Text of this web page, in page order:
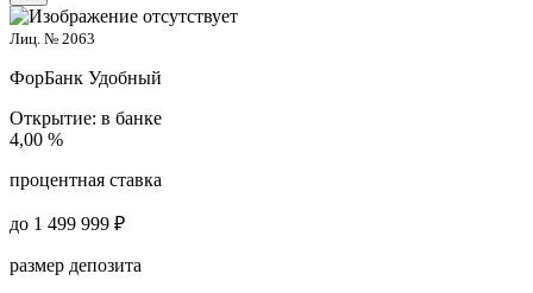
Лиц. № 2063
ФорБанк Удобный
Открытие: в банке
4,00 %
процентная ставка
до 1 499 999 ₽
размер депозита